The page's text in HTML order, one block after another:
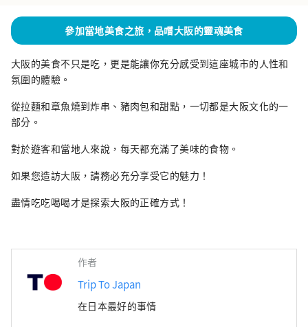
參加當地美食之旅，品嚐大阪的靈魂美食
大阪的美食不只是吃，更是能讓你充分感受到這座城市的人性和
氛圍的體驗。
從拉麵和章魚燒到炸串、豬肉包和甜點，一切都是大阪文化的一
部分。
對於遊客和當地人來說，每天都充滿了美味的食物。
如果您造訪大阪，請務必充分享受它的魅力！
盡情吃吃喝喝才是探索大阪的正確方式！
作者
Trip To Japan
在日本最好的事情